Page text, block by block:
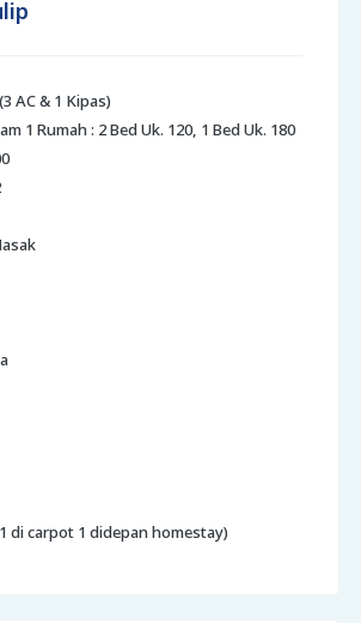
AC & 1 Kipas)
1 Rumah : 2 Bed Uk. 120, 1 Bed Uk. 180
di carpot 1 didepan homestay)